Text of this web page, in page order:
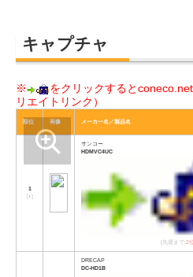
キャプチャ
※
をクリックすると
リエイトリンク）
順位 画像 メーカー名／製品名
1
[↑]
サンコー
HDMVC4UC
[先週まで:2位
DRECAP
DC-HD1B